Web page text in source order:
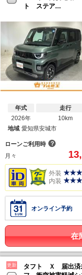
ト ステア...
年式
2026年
走行
10km
地域 愛知県安城市
ローンご利用時 ？
月々
外装
内装
オンライン予約
在
更新
タフト Ｘ 届出済